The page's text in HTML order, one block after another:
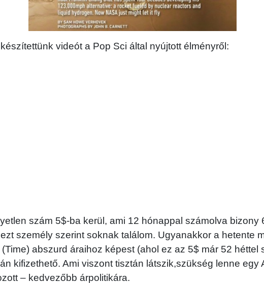
videót a Pop Sci által nyújtott élményről:
szám 5$-ba kerül, ami 12 hónappal számolva bizony
személy szerint soknak találom. Ugyanakkor a hetente
abszurd áraihoz képest (ahol ez az 5$ már 52 héttel
kifizethető. Ami viszont tisztán látszik,szükség lenne egy
– kedvezőbb árpolitikára.